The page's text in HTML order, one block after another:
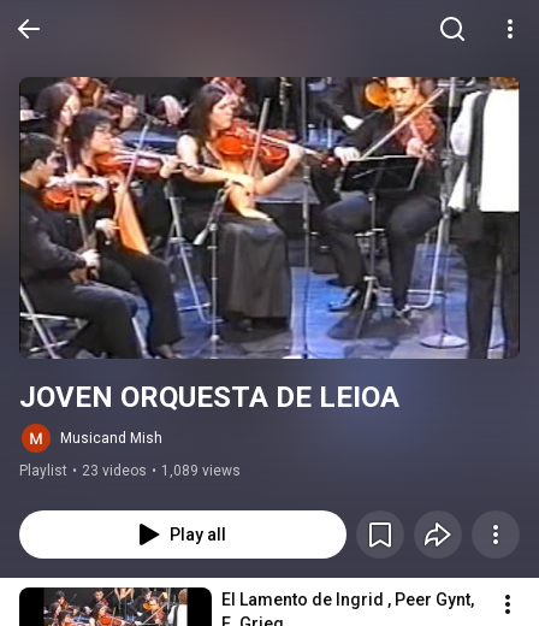
JOVEN ORQUESTA DE LEIOA
Musicand Mish
Playlist • 23 videos • 1,089 views
Play all
El Lamento de Ingrid , Peer Gynt,